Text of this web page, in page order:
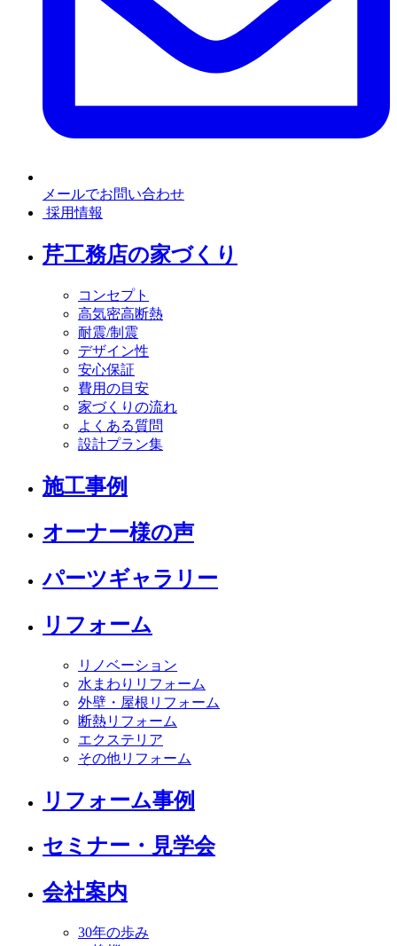
メールでお問い合わせ
採用情報
芹工務店の家づくり
コンセプト
高気密高断熱
耐震/制震
デザイン性
安心保証
費用の目安
家づくりの流れ
よくある質問
設計プラン集
施工事例
オーナー様の声
パーツギャラリー
リフォーム
リノベーション
水まわりリフォーム
外壁・屋根リフォーム
断熱リフォーム
エクステリア
その他リフォーム
リフォーム事例
セミナー・見学会
会社案内
30年の歩み